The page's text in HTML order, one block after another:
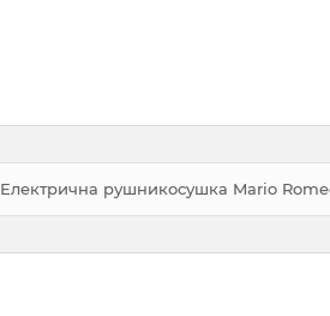
Електрична рушникосушка Mario